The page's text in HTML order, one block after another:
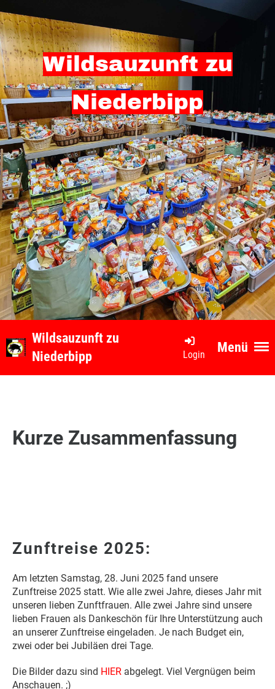
Wildsauzunft zu
Niederbipp
Menü
Login
Wildsauzunft zu
Niederbipp
Kurze Zusammenfassung
Zunftreise 2025:
Am letzten Samstag, 28. Juni 2025 fand unsere
Zunftreise 2025 statt. Wie alle zwei Jahre, dieses Jahr mit
unseren lieben Zunftfrauen. Alle zwei Jahre sind unsere
lieben Frauen als Dankeschön für Ihre Unterstützung auch
an unserer Zunftreise eingeladen. Je nach Budget ein,
zwei oder bei Jubiläen drei Tage.
Die Bilder dazu sind HIER abgelegt. Viel Vergnügen beim
Anschauen. ;)